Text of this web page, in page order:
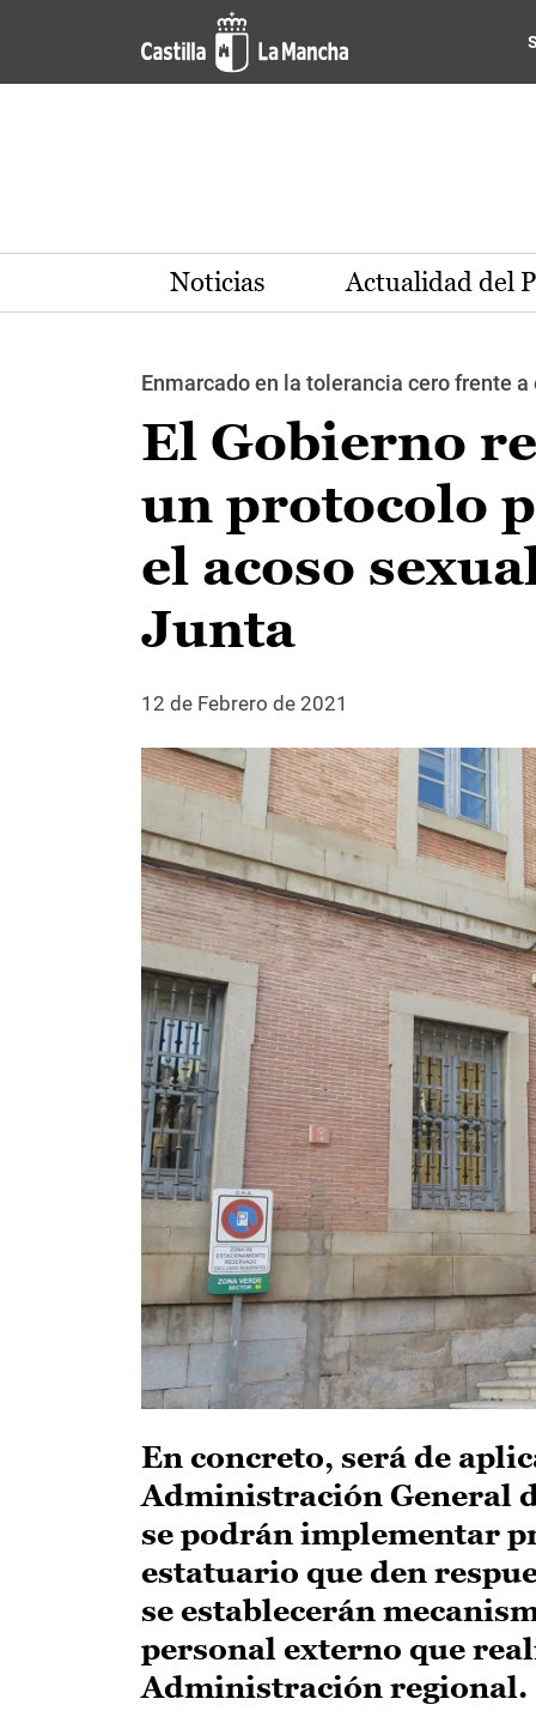
Pasar al contenido principal
Noticias Actualidad del
Enmarcado en la tolerancia cero frente
El Gobierno
un protocolo
el acoso
Junta
12 de Febrero de 2021
En concreto, será de
Administración General
se podrán implementar
estatuario que den
se establecerán
personal externo que
Administración regional.